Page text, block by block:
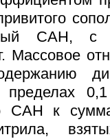
САН, с
Массовое
пределах
САН к